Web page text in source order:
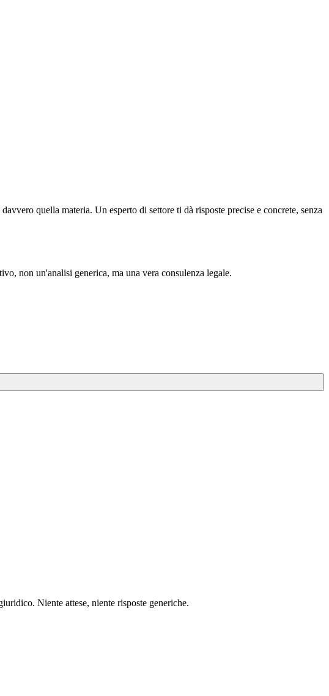
quella materia. Un esperto di settore ti dà risposte precise e concrete, senza
non un'analisi generica, ma una vera consulenza legale.
Niente attese, niente risposte generiche.